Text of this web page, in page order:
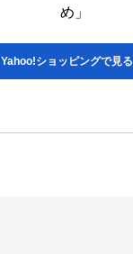
め」
Yahoo!ショッピングで見る